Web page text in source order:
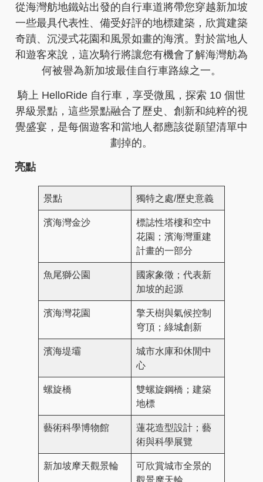
從海灣舫地鐵站出發的自行車道將帶您穿越新加坡
一些最具代表性、備受好評的地標建築，欣賞建築
奇蹟、沉浸式花園和風景如畫的海濱。對於當地人
和遊客來說，這次騎行將讓您有機會了解海灣舫為
何被譽為新加坡最佳自行車路線之一。
騎上 HelloRide 自行車，享受微風，探索 10 個世
界級景點，這些景點融合了歷史、創新和純粹的視
覺盛宴，是每個遊客和當地人都應該從願望清單中
劃掉的。
亮點
景點 獨特之處/歷史意義
濱海灣金沙
標誌性塔樓和空中
花園；濱海灣重建
計畫的一部分
魚尾獅公園
國家象徵；代表新
加坡的起源
濱海灣花園
擎天樹與氣候控制
穹頂；綠城創新
濱海堤壩
城市水庫和休閒中
心
螺旋橋
雙螺旋鋼橋；建築
地標
藝術科學博物館
蓮花造型設計；藝
術與科學展覽
新加坡摩天觀景輪
可欣賞城市全景的
觀景摩天輪